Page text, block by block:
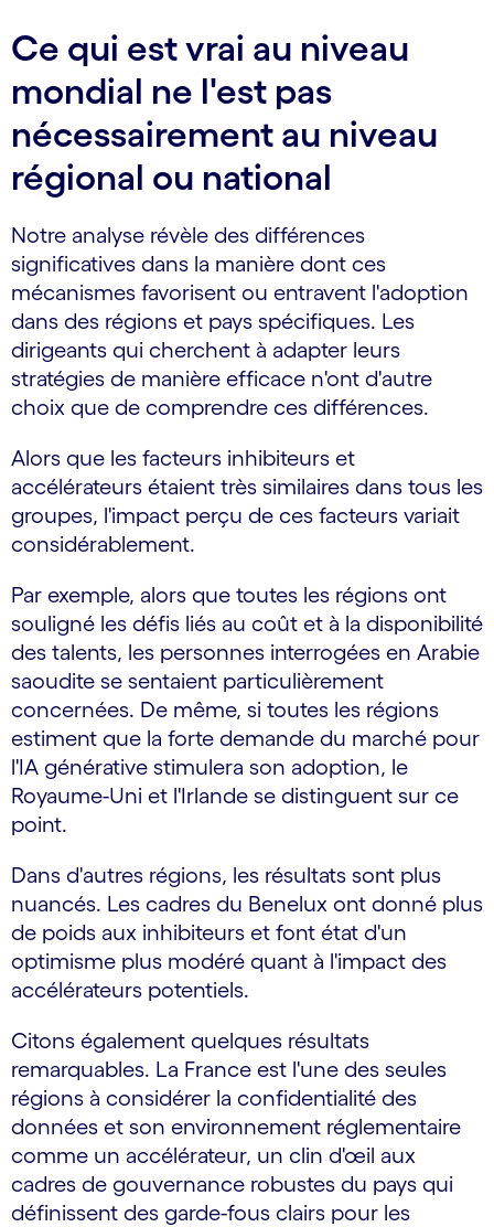
Ce qui est vrai au niveau
mondial ne l'est pas
nécessairement au niveau
régional ou national
Notre analyse révèle des différences
significatives dans la manière dont ces
mécanismes favorisent ou entravent l'adoption
dans des régions et pays spécifiques. Les
dirigeants qui cherchent à adapter leurs
stratégies de manière efficace n'ont d'autre
choix que de comprendre ces différences.
Alors que les facteurs inhibiteurs et
accélérateurs étaient très similaires dans tous les
groupes, l'impact perçu de ces facteurs variait
considérablement.
Par exemple, alors que toutes les régions ont
souligné les défis liés au coût et à la disponibilité
des talents, les personnes interrogées en Arabie
saoudite se sentaient particulièrement
concernées. De même, si toutes les régions
estiment que la forte demande du marché pour
l'IA générative stimulera son adoption, le
Royaume-Uni et l'Irlande se distinguent sur ce
point.
Dans d'autres régions, les résultats sont plus
nuancés. Les cadres du Benelux ont donné plus
de poids aux inhibiteurs et font état d'un
optimisme plus modéré quant à l'impact des
accélérateurs potentiels.
Citons également quelques résultats
remarquables. La France est l'une des seules
régions à considérer la confidentialité des
données et son environnement réglementaire
comme un accélérateur, un clin d'œil aux
cadres de gouvernance robustes du pays qui
définissent des garde-fous clairs pour les